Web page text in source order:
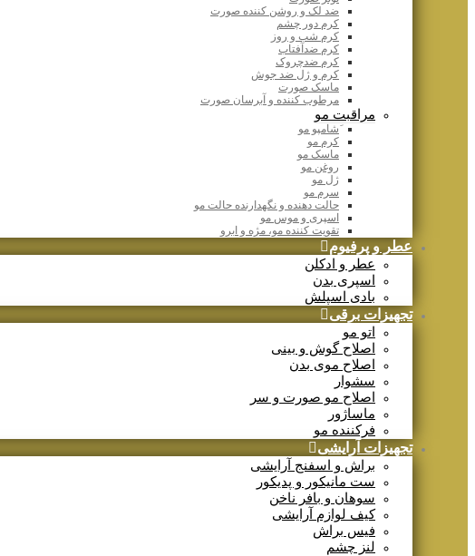
ضد لک و روشن کننده صورت
کرم دور چشم
کرم شب و روز
کرم ضدآفتاب
کرم ضدچروک
کرم و ژل ضد جوش
ماسک صورت
مرطوب کننده و آبرسان صورت
مراقبت مو
َشامپو مو
کرم مو
ماسک مو
روغن مو
ژل مو
سرم مو
حالت دهنده و نگهدارنده حالت مو
اسپری و موس مو
تقویت کننده مو، مژه و ابرو
عطر و پرفیوم
عطر و ادکلن
اسپری بدن
بادی اسپلش
تجهیزات برقی
اتو مو
اصلاح گوش و بینی
اصلاح موی بدن
سشوار
اصلاح مو صورت و سر
ماساژور
فرکننده مو
تجهیزات آرایشی
براش و اسفنج آرایشی
ست مانیکور و پدیکور
سوهان و بافر ناخن
کیف لوازم آرایشی
فیس براش
لنز چشم